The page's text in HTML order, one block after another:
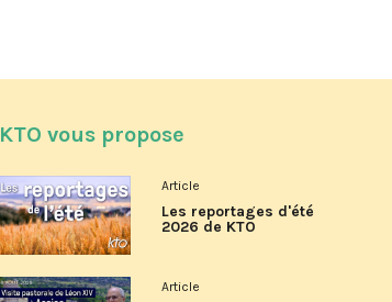
KTO vous propose
Article
Les reportages d'été
2026 de KTO
Article